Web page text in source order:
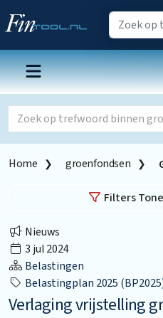
Home groenfondsen
Filters
Nieuws
3 jul 2024
Belastingen
Belastingplan 2025
Verlaging vrijstelling